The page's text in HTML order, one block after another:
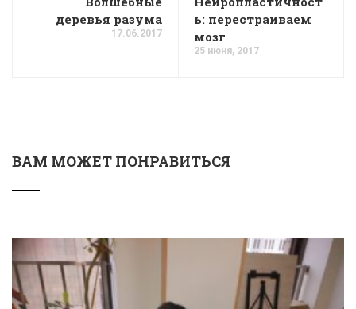
деревья разума
17.06.2017
ь: перестраиваем
мозг
25 июня, 2017
ВАМ МОЖЕТ ПОНРАВИТЬСЯ